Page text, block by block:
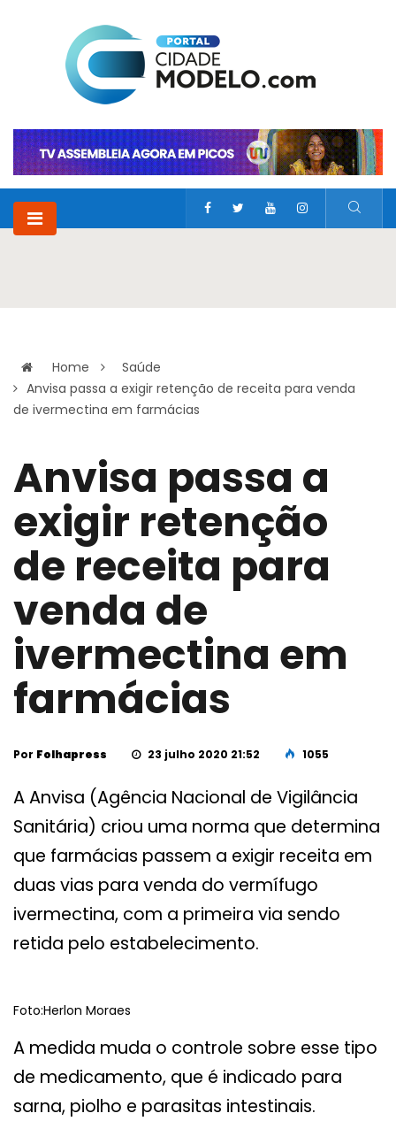
Home
Saúde
Anvisa passa a exigir retenção de receita para venda
de ivermectina em farmácias
Anvisa passa a
exigir retenção
de receita para
venda de
ivermectina em
farmácias
Por Folhapress 23 julho 2020 21:52 1055
A Anvisa (Agência Nacional de Vigilância
Sanitária) criou uma norma que determina
que farmácias passem a exigir receita em
duas vias para venda do vermífugo
ivermectina, com a primeira via sendo
retida pelo estabelecimento.
Foto:Herlon Moraes
A medida muda o controle sobre esse tipo
de medicamento, que é indicado para
sarna, piolho e parasitas intestinais.